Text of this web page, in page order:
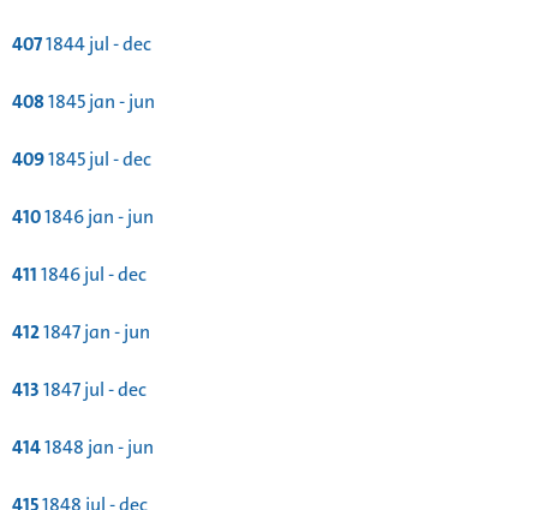
4071844 jul - dec
4081845 jan - jun
4091845 jul - dec
4101846 jan - jun
4111846 jul - dec
4121847 jan - jun
4131847 jul - dec
4141848 jan - jun
4151848 jul - dec